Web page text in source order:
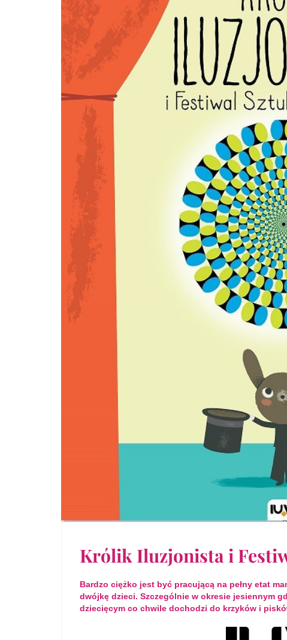
Królik Iluzjonista i
Bardzo ciężko jest być pracującą na pełny etat
dwójkę dzieci. Szczególnie w okresie jesiennym
dziecięcym co chwile dochodzi do krzyków i